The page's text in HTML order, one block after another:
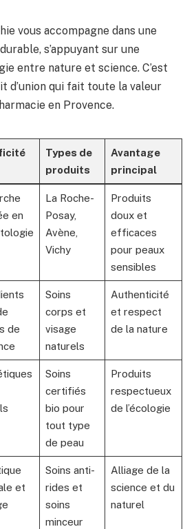
vous accompagne dans une
s’appuyant sur une
entre nature et science. C’est
d’union qui fait toute la valeur
en Provence.
Types de
produits
Avantage
principal
en
La Roche-
Posay,
Avène,
Vichy
Produits
doux et
efficaces
pour peaux
sensibles
de
Soins
corps et
visage
naturels
Authenticité
et respect
de la nature
Soins
certifiés
bio pour
tout type
de peau
Produits
respectueux
de l’écologie
et
Soins anti-
rides et
soins
minceur
Alliage de la
science et du
naturel